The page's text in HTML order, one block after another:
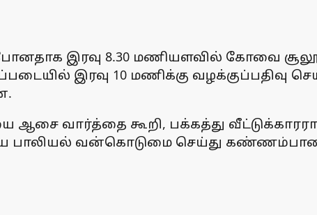
போனதாக இரவு 8.30 மணியளவில் கோவை
இரவு 10 மணிக்கு
ஆசை வார்த்தை கூறி, பக்கத்து
பாலியல் வன்கொடுமை செய்து